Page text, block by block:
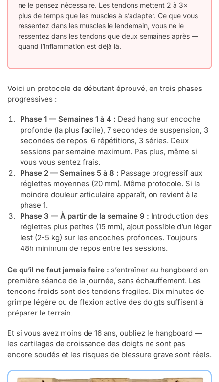
ne le pensez nécessaire. Les tendons mettent 2 à 3×
plus de temps que les muscles à s’adapter. Ce que vous
ressentez dans les muscles le lendemain, vous ne le
ressentez dans les tendons que deux semaines après —
quand l’inflammation est déjà là.
Voici un protocole de débutant éprouvé, en trois phases
progressives :
Phase 1 — Semaines 1 à 4 : Dead hang sur encoche
profonde (la plus facile), 7 secondes de suspension, 3
secondes de repos, 6 répétitions, 3 séries. Deux
sessions par semaine maximum. Pas plus, même si
vous vous sentez frais.
Phase 2 — Semaines 5 à 8 : Passage progressif aux
réglettes moyennes (20 mm). Même protocole. Si la
moindre douleur articulaire apparaît, on revient à la
phase 1.
Phase 3 — À partir de la semaine 9 : Introduction des
réglettes plus petites (15 mm), ajout possible d’un léger
lest (2-5 kg) sur les encoches profondes. Toujours
48h minimum de repos entre les sessions.
Ce qu’il ne faut jamais faire : s’entraîner au hangboard en
première séance de la journée, sans échauffement. Les
tendons froids sont des tendons fragiles. Dix minutes de
grimpe légère ou de flexion active des doigts suffisent à
préparer le terrain.
Et si vous avez moins de 16 ans, oubliez le hangboard —
les cartilages de croissance des doigts ne sont pas
encore soudés et les risques de blessure grave sont réels.
Voir le produit